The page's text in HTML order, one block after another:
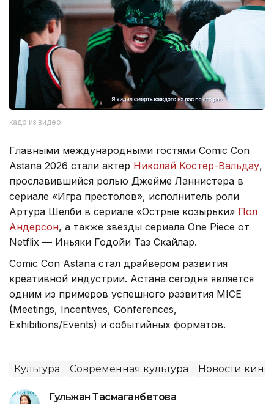
кадр из видео
Главными международными гостями Comic Con
Astana 2026 стали актер Николай Костер-Вальдау,
прославившийся ролью Джейме Ланнистера в
сериале «Игра престолов», исполнитель роли
Артура Шелби в сериале «Острые козырьки» Пол
Андерсон, а также звезды сериала One Piece от
Netflix — Иньяки Годойи Таз Скайлар.
Comic Con Astana стал драйвером развития
креативной индустрии. Астана сегодня является
одним из примеров успешного развития MICE
(Meetings, Incentives, Conferences,
Exhibitions/Events) и событийных форматов.
Культура Современная культура Новости кино
Гульжан Тасмаганбетова